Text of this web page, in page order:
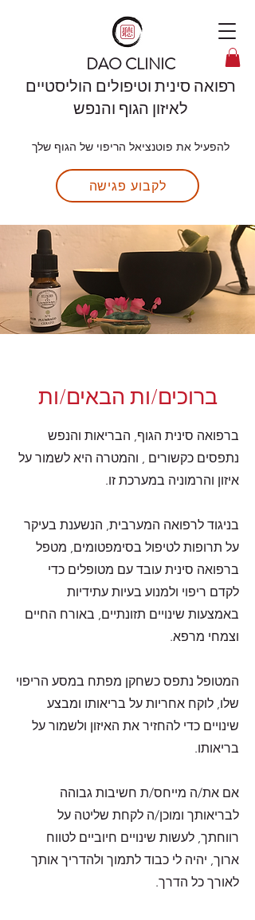
DAO CLINIC
רפואה סינית וטיפולים הוליסטיים
לאיזון הגוף והנפש
להפעיל את פוטנציאל הריפוי של הגוף שלך
לקבוע פגישה
ברוכים/ות הבאים/ות
ברפואה סינית הגוף, הבריאות והנפש
נתפסים כקשורים , והמטרה היא לשמור על
איזון והרמוניה במערכת זו.
בניגוד לרפואה המערבית, הנשענת בעיקר
על תרופות לטיפול בסימפטומים, מטפל
ברפואה סינית עובד עם מטופלים כדי
לקדם ריפוי ולמנוע בעיות עתידיות
באמצעות שינויים תזונתיים, באורח החיים
וצמחי מרפא.
המטופל נתפס כשחקן מפתח במסע הריפוי
שלו, לוקח אחריות על בריאותו ומבצע
שינויים כדי להחזיר את האיזון ולשמור על
בריאותו.
אם את/ה מייחס/ת חשיבות גבוהה
לבריאותך ומוכן/ה לקחת שליטה על
רווחתך, לעשות שינויים חיוביים לטווח
ארוך, יהיה לי כבוד לתמוך ולהדריך אותך
לאורך כל הדרך.